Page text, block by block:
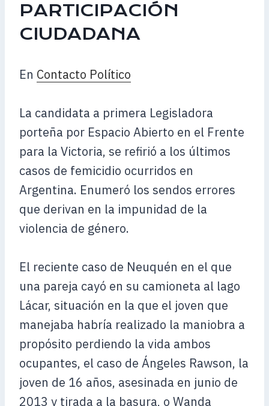
PARTICIPACIÓN
CIUDADANA
En Contacto Político
La candidata a primera Legisladora
porteña por Espacio Abierto en el Frente
para la Victoria, se refirió a los últimos
casos de femicidio ocurridos en
Argentina. Enumeró los sendos errores
que derivan en la impunidad de la
violencia de género.
El reciente caso de Neuquén en el que
una pareja cayó en su camioneta al lago
Lácar, situación en la que el joven que
manejaba habría realizado la maniobra a
propósito perdiendo la vida ambos
ocupantes, el caso de Ángeles Rawson, la
joven de 16 años, asesinada en junio de
2013 y tirada a la basura, o Wanda